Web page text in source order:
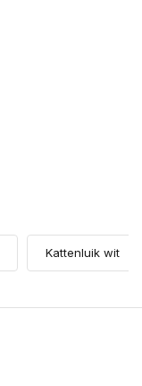
Kattenluik wit